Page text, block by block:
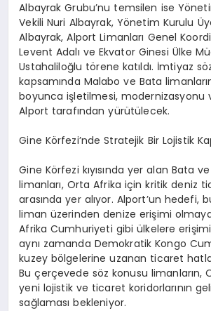
Albayrak Grubu’nu temsilen ise
Vekili Nuri Albayrak, Yönetim Kurulu
Albayrak,Alport Limanları Genel
Levent Adalı ve Ekvator Ginesi Ülke
Ustahaliloğlu törene katıldı. İmtiyaz
kapsamında Malabo ve Bata
boyunca işletilmesi, modernizasyonu
Alport tarafından yürütülecek.
Gine Körfezi’nde Stratejik Bir Lojistik
Gine Körfezi kıyısında yer alan Bata
limanları, Orta Afrika için kritik deniz
arasında yer alıyor. Alport’un hedefi,
liman üzerinden denize erişimi
Afrika Cumhuriyeti gibi ülkelere
aynı zamanda Demokratik Kongo
kuzey bölgelerine uzanan ticaret
Bu çerçevede söz konusu limanların,
yeni lojistik ve ticaret koridorlarının
sağlaması bekleniyor.